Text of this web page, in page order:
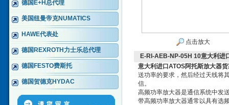
德国E+H总代理
美国纽曼帝克NUMATICS
HAWE代表处
德国REXROTH力士乐总代理
德国FESTO费斯托
德国贺德克HYDAC
点击放大
E-RI-AEB-NP-05H 10意大利进
意大利进口ATOS阿托斯放大器
送功率的要求，然后经过天线将
信。
高频功率放大器是通信系统中发
带高频功率放大器通常以具有选